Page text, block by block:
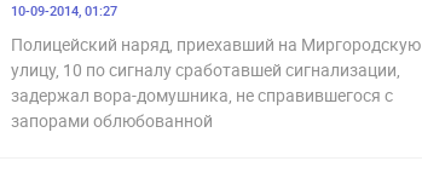
10-09-2014, 01:27
Полицейский наряд, приехавший на Миргородскую
улицу, 10 по сигналу сработавшей сигнализации,
задержал вора-домушника, не справившегося с
запорами облюбованной